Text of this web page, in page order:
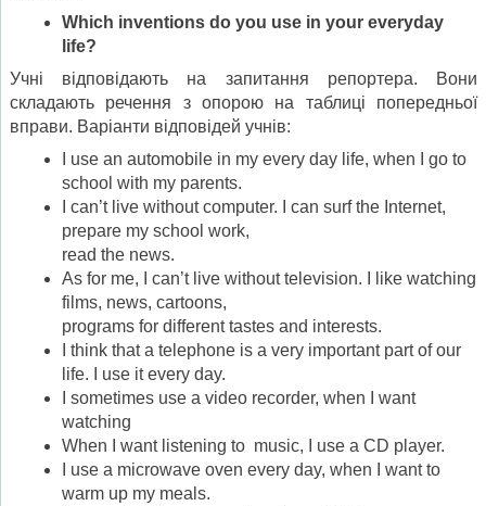
Which inventions do you use in your everyday
life?
Учні відповідають на запитання репортера. Вони
складають речення з опорою на таблиці попередньої
вправи. Варіанти відповідей учнів:
I use an automobile in my every day life, when I go to
school with my parents.
I can’t live without computer. I can surf the Internet,
prepare my school work,
read the news.
As for me, I can’t live without television. I like watching
films, news, cartoons,
programs for different tastes and interests.
I think that a telephone is a very important part of our
life. I use it every day.
I sometimes use a video recorder, when I want
watching
When I want listening to music, I use a CD player.
I use a microwave oven every day, when I want to
warm up my meals.